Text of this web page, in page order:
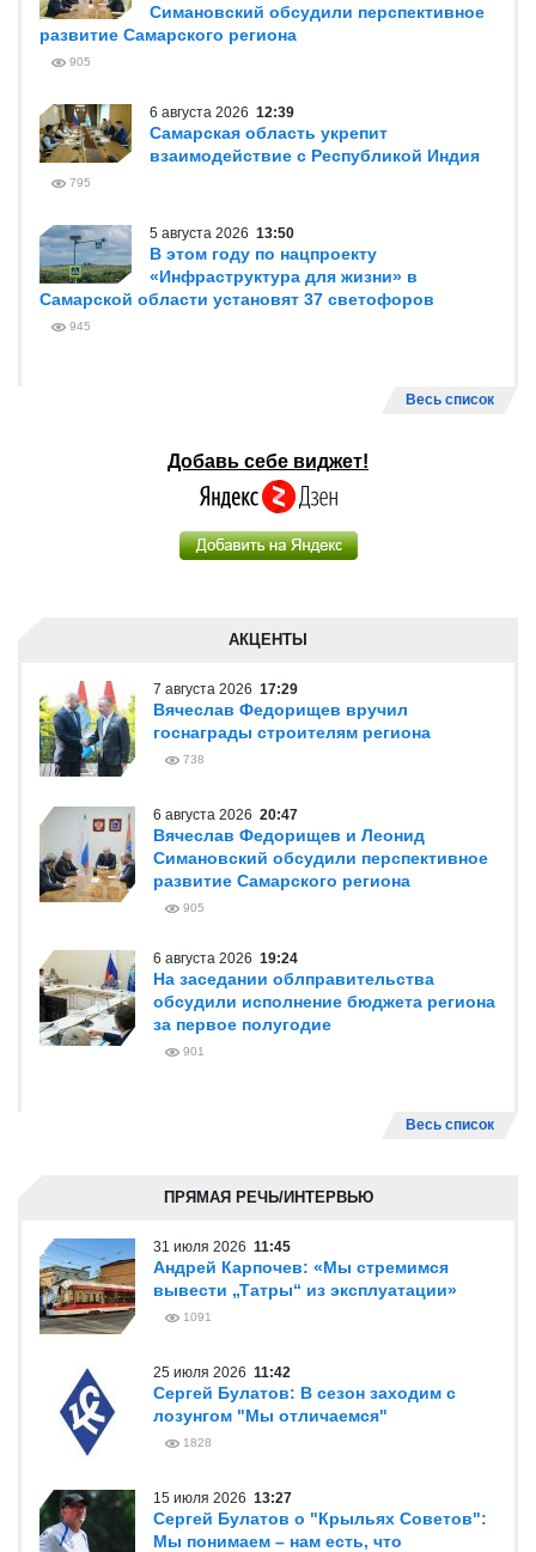
Симановский обсудили перспективное
развитие Самарского региона
905
6 августа 2026 12:39
Самарская область укрепит
взаимодействие с Республикой Индия
795
5 августа 2026 13:50
В этом году по нацпроекту
«Инфраструктура для жизни» в
Самарской области установят 37 светофоров
945
Весь список
Добавь себе виджет!
АКЦЕНТЫ
7 августа 2026 17:29
Вячеслав Федорищев вручил
госнаграды строителям региона
738
6 августа 2026 20:47
Вячеслав Федорищев и Леонид
Симановский обсудили перспективное
развитие Самарского региона
905
6 августа 2026 19:24
На заседании облправительства
обсудили исполнение бюджета региона
за первое полугодие
901
Весь список
ПРЯМАЯ РЕЧЬ/ИНТЕРВЬЮ
31 июля 2026 11:45
Андрей Карпочев: «Мы стремимся
вывести „Татры“ из эксплуатации»
1091
25 июля 2026 11:42
Сергей Булатов: В сезон заходим с
лозунгом "Мы отличаемся"
1828
15 июля 2026 13:27
Сергей Булатов о "Крыльях Советов":
Мы понимаем – нам есть, что